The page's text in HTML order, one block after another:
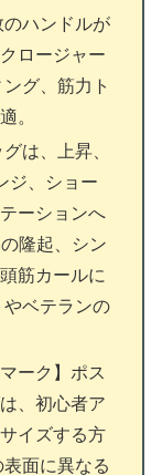
ハンドルが
ロージャー
グ、筋力ト
。
は、上昇、
ジ、ショー
ーションへ
隆起、シン
筋カールに
ベテランの
ーク】ポス
、初心者ア
イズする方
面に異なる